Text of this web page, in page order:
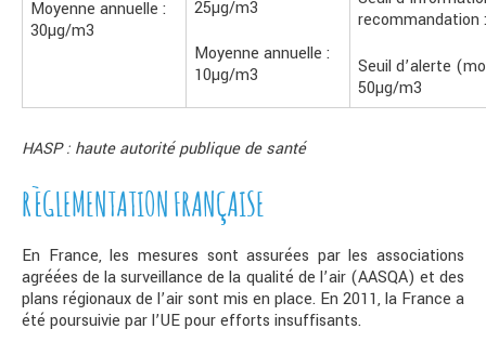
Moyenne annuelle :
30µg/m3
25µg/m3
Moyenne annuelle :
10µg/m3
recommandation
Seuil d’alerte
50µg/m3
HASP : haute autorité publique de santé
RÈGLEMENTATION FRANÇAISE
En France, les mesures sont assurées par les associations
agréées de la surveillance de la qualité de l’air (AASQA) et des
plans régionaux de l’air sont mis en place. En 2011, la France a
été poursuivie par l’UE pour efforts insuffisants.